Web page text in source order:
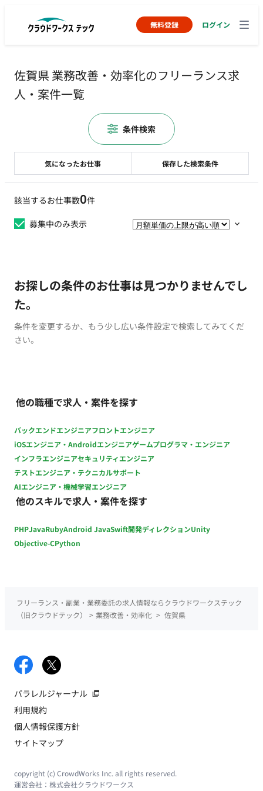
無料登録 ログイン
佐賀県 業務改善・効率化のフリーランス求
人・案件一覧
該当するお仕事数0件
募集中のみ表示
お探しの条件のお仕事は見つかりませんでし
た。
条件を変更するか、もう少し広い条件設定で検索してみてくだ
さい。
他の職種で求人・案件を探す
バックエンドエンジニアフロントエンジニア
iOSエンジニア・Androidエンジニアゲームプログラマ・エンジニア
インフラエンジニアセキュリティエンジニア
テストエンジニア・テクニカルサポート
AIエンジニア・機械学習エンジニア
他のスキルで求人・案件を探す
PHPJavaRubyAndroid JavaSwift開発ディレクションUnity
Objective-CPython
気になったお仕事 保存した検索条件
条件検索
フリーランス・副業・業務委託の求人情報ならクラウドワークステック
（旧クラウドテック）
> 業務改善・効率化 > 佐賀県
パラレルジャーナル
利用規約
個人情報保護方針
サイトマップ
copyright (c) CrowdWorks Inc. all rights reserved.
運営会社： 株式会社クラウドワークス